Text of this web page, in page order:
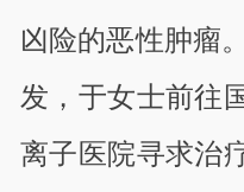
凶险的恶性肿瘤
发，于女士前往
离子医院寻求治